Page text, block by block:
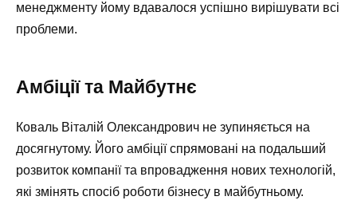
менеджменту йому вдавалося успішно вирішувати всі
проблеми.
Амбіції та Майбутнє
Коваль Віталій Олександрович не зупиняється на
досягнутому. Його амбіції спрямовані на подальший
розвиток компанії та впровадження нових технологій,
які змінять спосіб роботи бізнесу в майбутньому.